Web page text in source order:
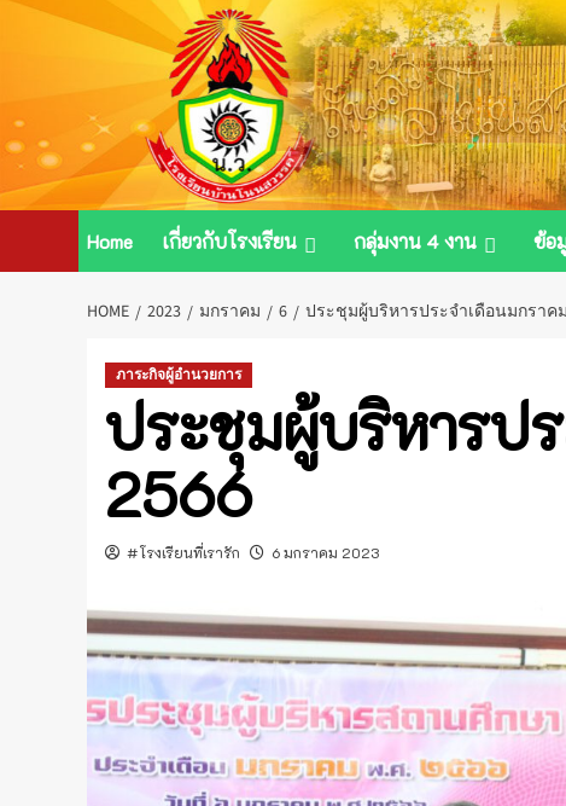
Skip
Home เกี่ยวกับโรงเรียน กลุ่มงาน 4 งาน ข้อ
HOME 2023 มกราคม 6 ประชุมผู้บริหารประจำเดือนมกราค
ภาระกิจผู้อำนวยการ
ประชุมผู้บริหารป
2566
#โรงเรียนที่เรารัก 6 มกราคม 2023